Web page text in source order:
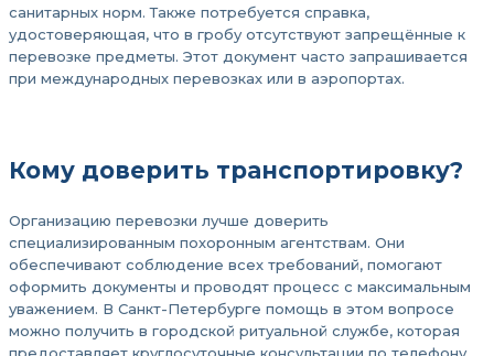
санитарных норм. Также потребуется справка,
удостоверяющая, что в гробу отсутствуют запрещённые к
перевозке предметы. Этот документ часто запрашивается
при международных перевозках или в аэропортах.
Кому доверить транспортировку?
Организацию перевозки лучше доверить
специализированным похоронным агентствам. Они
обеспечивают соблюдение всех требований, помогают
оформить документы и проводят процесс с максимальным
уважением. В Санкт-Петербурге помощь в этом вопросе
можно получить в городской ритуальной службе, которая